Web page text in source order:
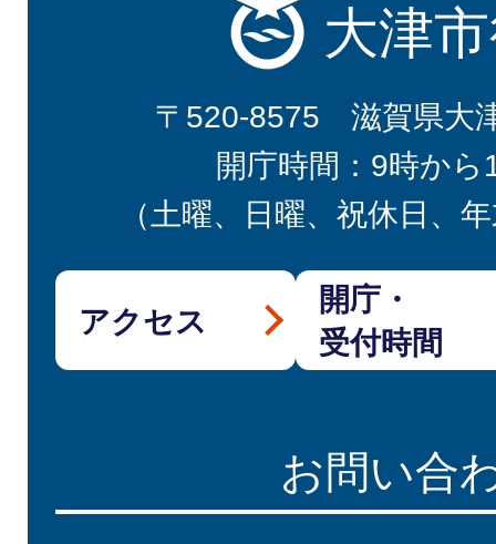
大津
〒520-8575 滋賀県大
開庁時間：9時から
（土曜、日曜、祝休日、
アクセス
開庁・
受付時間
お問い合